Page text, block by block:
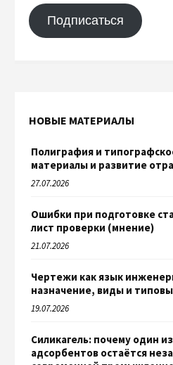
Подписаться
НОВЫЕ МАТЕРИАЛЫ
Полиграфия и
материалы и развитие
27.07.2026
Ошибки при подготовке
лист проверки (мнение)
21.07.2026
Чертежи как язык
назначение, виды и
19.07.2026
Силикагель: почему один
адсорбентов остаётся